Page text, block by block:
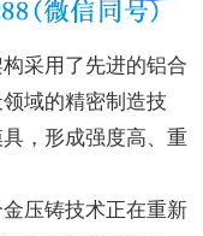
采用了先进的铝合
域的精密制造技
，形成强度高、重
压铸技术正在重新